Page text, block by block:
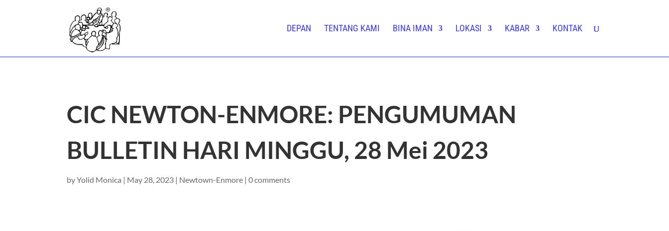
DEPAN TENTANG KAMI BINA IMAN LOKASI KABAR KONTAK
CIC NEWTON-ENMORE: PENGUMUMAN
BULLETIN HARI MINGGU, 28 Mei 2023
byYolid Monica | May 28, 2023 | Newtown-Enmore |0 comments